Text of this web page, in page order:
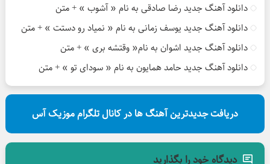
دانلود آهنگ جدید رضا صادقی به نام « آشوب » + متن
دانلود آهنگ جدید یوسف زمانی به نام « نمیاد رو دستت » + متن
دانلود آهنگ جدید اشوان به نام« وقتشه بری » + متن
دانلود آهنگ جدید حامد همایون به نام « سودای تو » + متن
دریافت جدیدترین آهنگ ها در کانال تلگرام موزیک آس
دیدگاه خود را بگذارید